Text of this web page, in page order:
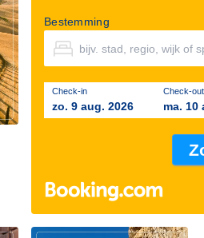
Bestemming
Check-in
zo. 9 aug. 2026
Check-out
ma. 10